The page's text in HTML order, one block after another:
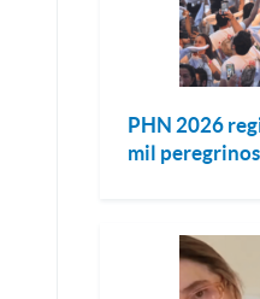
PHN 2026
mil